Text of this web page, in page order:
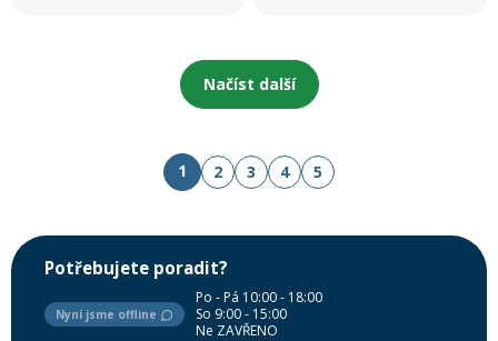
Načíst další
1 2 3 4 5
Potřebujete poradit?
Nyní jsme offline
Po - Pá 10:00 - 18:00
So 9:00 - 15:00
Ne ZAVŘENO